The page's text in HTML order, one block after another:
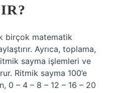
birçok matematik
Ayrıca, toplama,
sayma işlemleri ve
Ritmik sayma 100’e
0 – 4 – 8 – 12 – 16 – 20